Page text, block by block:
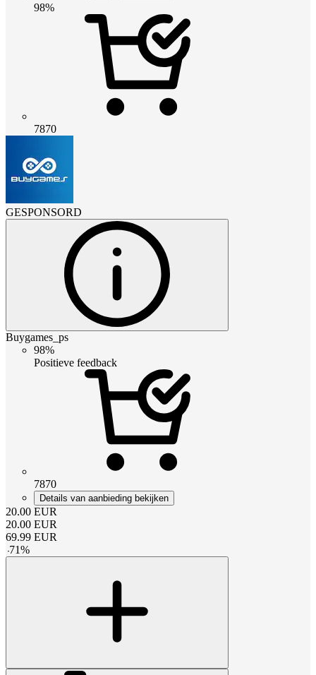
98%
7870
GESPONSORD
Buygames_ps
98%
Positieve feedback
7870
Details van aanbieding bekijken
20.00 EUR
20.00 EUR
69.99 EUR
-71%